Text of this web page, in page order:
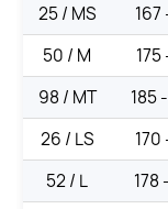
25 / MS
167
50 / M
175
98 / MT
185
26 / LS
170
52 / L
178